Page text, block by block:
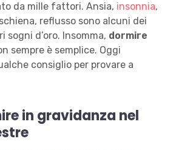
da mille fattori. Ansia, insonnia,
reflusso sono alcuni dei
sogni d’oro. Insomma, dormire
sempre è semplice. Oggi
consiglio per provare a
in gravidanza nel